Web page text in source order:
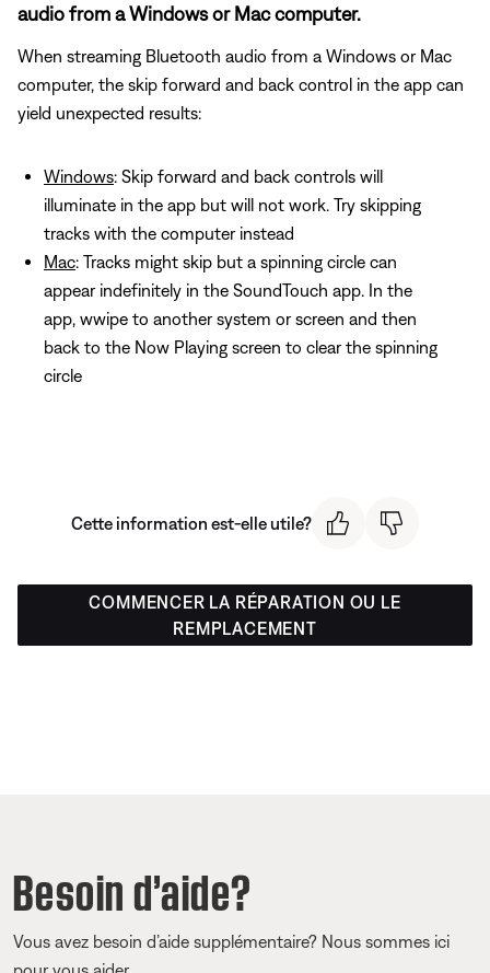
audio from a Windows or Mac computer.
When streaming Bluetooth audio from a Windows or Mac
computer, the skip forward and back control in the app can
yield unexpected results:
Windows: Skip forward and back controls will
illuminate in the app but will not work. Try skipping
tracks with the computer instead
Mac: Tracks might skip but a spinning circle can
appear indefinitely in the SoundTouch app. In the
app, wwipe to another system or screen and then
back to the Now Playing screen to clear the spinning
circle
Cette information est-elle utile?
COMMENCER LA RÉPARATION OU LE
REMPLACEMENT
Besoin d’aide?
Vous avez besoin d’aide supplémentaire? Nous sommes ici